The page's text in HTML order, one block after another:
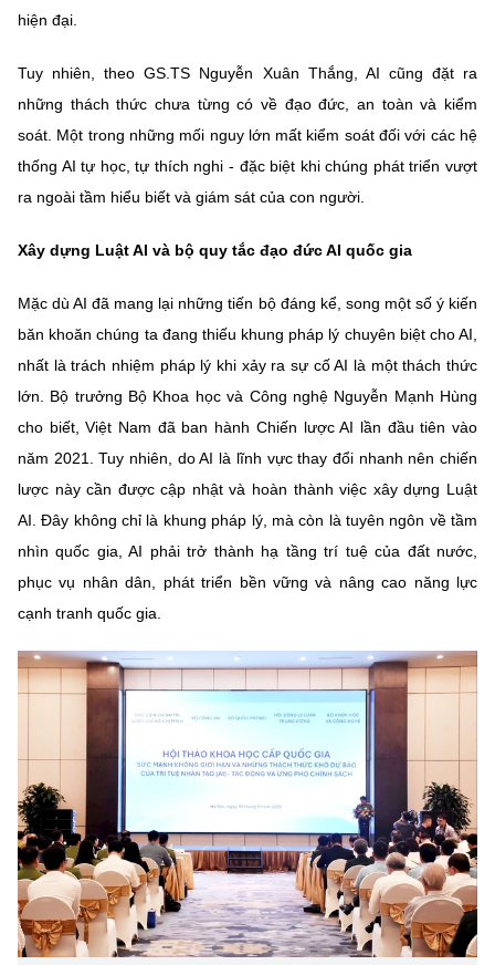
hiện đại.
Tuy nhiên, theo GS.TS Nguyễn Xuân Thắng, AI cũng đặt ra
những thách thức chưa từng có về đạo đức, an toàn và kiểm
soát. Một trong những mối nguy lớn mất kiểm soát đối với các hệ
thống AI tự học, tự thích nghi - đặc biệt khi chúng phát triển vượt
ra ngoài tầm hiểu biết và giám sát của con người.
Xây dựng Luật AI và bộ quy tắc đạo đức AI quốc gia
Mặc dù AI đã mang lại những tiến bộ đáng kể, song một số ý kiến
băn khoăn chúng ta đang thiếu khung pháp lý chuyên biệt cho AI,
nhất là trách nhiệm pháp lý khi xảy ra sự cố AI là một thách thức
lớn. Bộ trưởng Bộ Khoa học và Công nghệ Nguyễn Mạnh Hùng
cho biết, Việt Nam đã ban hành Chiến lược AI lần đầu tiên vào
năm 2021. Tuy nhiên, do AI là lĩnh vực thay đổi nhanh nên chiến
lược này cần được cập nhật và hoàn thành việc xây dựng Luật
AI. Đây không chỉ là khung pháp lý, mà còn là tuyên ngôn về tầm
nhìn quốc gia, AI phải trở thành hạ tầng trí tuệ của đất nước,
phục vụ nhân dân, phát triển bền vững và nâng cao năng lực
cạnh tranh quốc gia.